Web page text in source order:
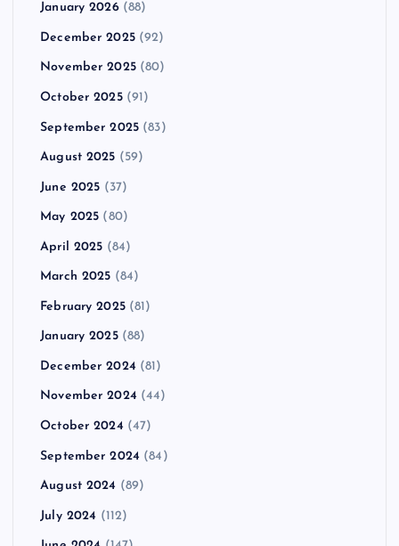
January 2026(88)
December 2025(92)
November 2025(80)
October 2025(91)
September 2025 (83)
August 2025 (59)
June 2025 (37)
May 2025 (80)
April 2025 (84)
March 2025 (84)
February 2025(81)
January 2025(88)
December 2024 (81)
November 2024 (44)
October 2024 (47)
September 2024 (84)
August 2024 (89)
July 2024 (112)